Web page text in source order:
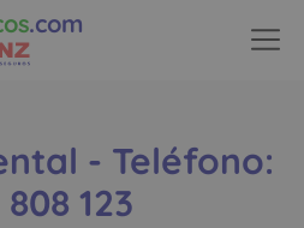
.com
- Teléfono:
123